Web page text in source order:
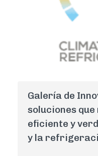
Galería de
soluciones
eficiente y
y la